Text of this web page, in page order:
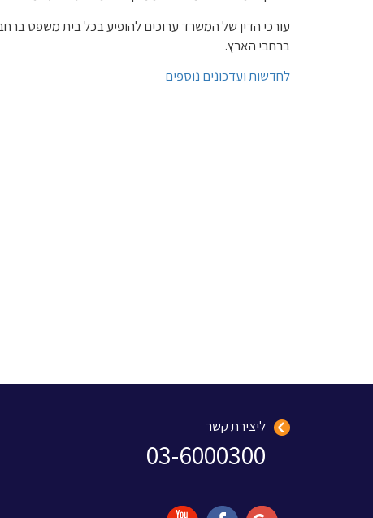
עורכי הדין של המשרד ערוכים להופיע בכל בית משפט
ברחבי הארץ.
לחדשות ועדכונים נוספים
ליצירת קשר
03-6000300